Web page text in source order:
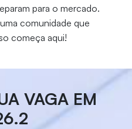
para o mercado.
comunidade que
começa aqui!
VAGA EM